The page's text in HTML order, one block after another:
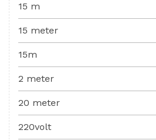
15 m
15 meter
15m
2 meter
20 meter
220volt